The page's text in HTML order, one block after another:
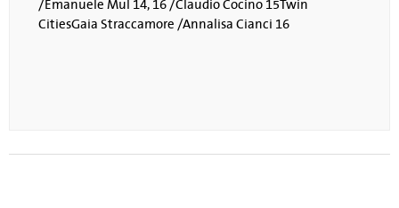
/Emanuele Mul 14, 16 /Claudio Cocino 15Twin
CitiesGaia Straccamore /Annalisa Cianci 16